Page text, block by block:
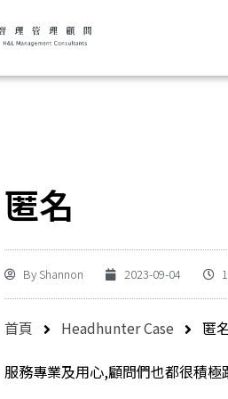
匿名
By Shannon 2023-09-04
首頁 Headhunter Case 匿
服務專業及用心,顧問們也都很積